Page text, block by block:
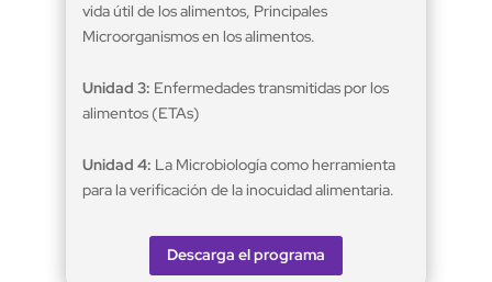
vida útil de los alimentos, Principales
Microorganismos en los alimentos.
Unidad 3: Enfermedades transmitidas por los
alimentos (ETAs)
Unidad 4: La Microbiología como herramienta
para la verificación de la inocuidad alimentaria.
Descarga el programa